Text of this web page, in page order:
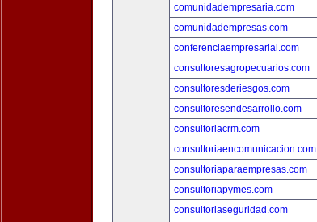
comunidadempresaria.com
comunidadempresas.com
conferenciaempresarial.com
consultoresagropecuarios.com
consultoresderiesgos.com
consultoresendesarrollo.com
consultoriacrm.com
consultoriaencomunicacion.com
consultoriaparaempresas.com
consultoriapymes.com
consultoriaseguridad.com